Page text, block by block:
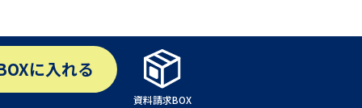
に入れる
資料請求BOX